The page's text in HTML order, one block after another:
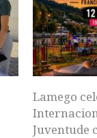
Lamego
Juventude